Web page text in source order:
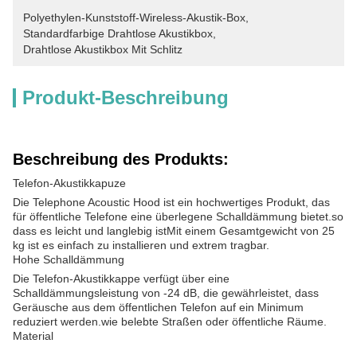
Polyethylen-Kunststoff-Wireless-Akustik-Box
Standardfarbige Drahtlose Akustikbox
Drahtlose Akustikbox Mit Schlitz
Produkt-Beschreibung
Beschreibung des Produkts:
Telefon-Akustikkapuze
Die Telephone Acoustic Hood ist ein hochwertiges Produkt, das
für öffentliche Telefone eine überlegene Schalldämmung bietet.so
dass es leicht und langlebig istMit einem Gesamtgewicht von 25
kg ist es einfach zu installieren und extrem tragbar.
Hohe Schalldämmung
Die Telefon-Akustikkappe verfügt über eine
Schalldämmungsleistung von -24 dB, die gewährleistet, dass
Geräusche aus dem öffentlichen Telefon auf ein Minimum
reduziert werden.wie belebte Straßen oder öffentliche Räume.
Material